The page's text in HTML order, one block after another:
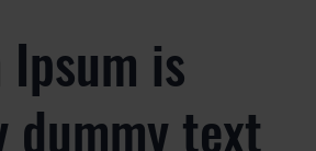
Ipsum is
dummy text